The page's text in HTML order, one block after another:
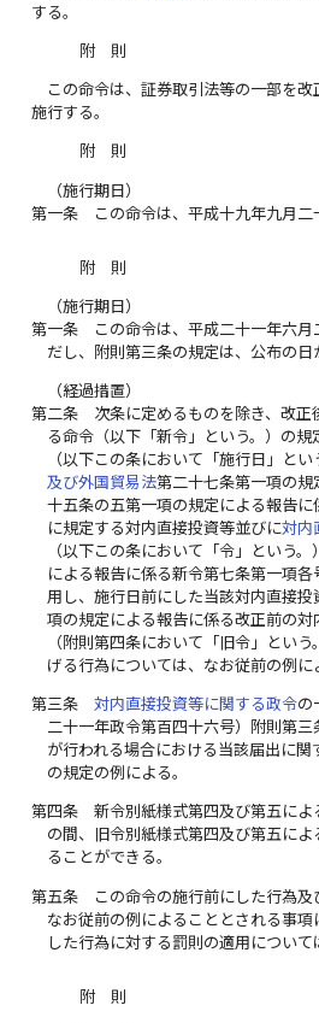
する。
附 則
この命令は、証券取引法等の一部を
施行する。
附 則
（施行期日）
第一条
この命令は、平成十九年九月二
附 則
（施行期日）
第一条
この命令は、平成二十一年六
だし、附則第三条の規定は、公布の日
（経過措置）
第二条
次条に定めるものを除き、改
る命令（以下「新令」という。）の
（以下この条において「施行日」と
及び外国貿易法第二十七条第一項の
十五条の五第一項の規定による報告
に規定する対内直接投資等並びに対内
（以下この条において「令」という
による報告に係る新令第七条第一項
用し、施行日前にした当該対内直接
項の規定による報告に係る改正前の
（附則第四条において「旧令」とい
げる行為については、なお従前の例に
第三条 対内直接投資等に関する政令の
二十一年政令第百四十六号）附則第
が行われる場合における当該届出に
の規定の例による。
第四条
新令別紙様式第四及び第五に
の間、旧令別紙様式第四及び第五に
ることができる。
第五条
この命令の施行前にした行為
なお従前の例によることとされる事
した行為に対する罰則の適用について
附 則